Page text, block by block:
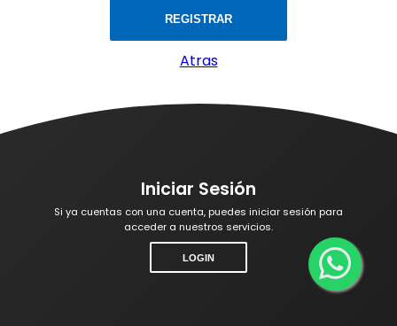
REGISTRAR
Atras
Iniciar Sesión
Si ya cuentas con una cuenta, puedes iniciar sesión para
acceder a nuestros servicios.
LOGIN